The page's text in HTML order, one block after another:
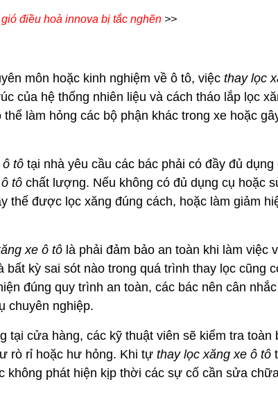
điều hoà innova bị tắc nghẽn>>
môn hoặc kinh nghiệm về ô tô, việc thay lọc
của hệ thống nhiên liệu và cách tháo lắp lọc
làm hỏng các bộ phận khác trong xe hoặc
ô tô tại nhà yêu cầu các bác phải có đầy đủ dụng
tô chất lượng. Nếu không có đủ dụng cụ hoặc
thế được lọc xăng đúng cách, hoặc làm giảm
xe ô tô là phải đảm bảo an toàn khi làm việc
kỳ sai sót nào trong quá trình thay lọc cũng
đúng quy trình an toàn, các bác nên cân
chuyên nghiệp.
tại cửa hàng, các kỹ thuật viên sẽ kiểm tra toàn
rò rỉ hoặc hư hỏng. Khi tự thay lọc xăng xe ô tô
không phát hiện kịp thời các sự cố cần sửa